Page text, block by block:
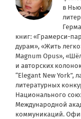
в
книг: «Грамерси-
дурам», «Жить
Magnum Opus»,
и авторских
“Elegant New York”,
литературных
Национального
Международной
коммуникаций.